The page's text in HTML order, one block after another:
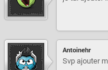
Antoinehr
Svp ajouter